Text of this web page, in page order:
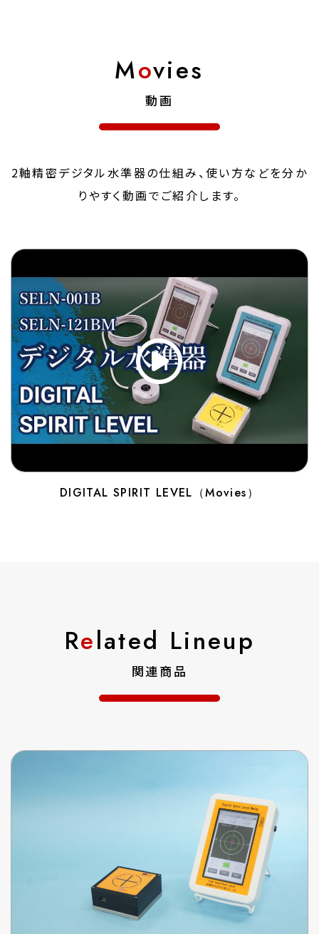
Movies
動画
2軸精密デジタル水準器の仕組み、使い方などを分か
りやすく動画でご紹介します。
DIGITAL SPIRIT LEVEL（Movies）
Related Lineup
関連商品